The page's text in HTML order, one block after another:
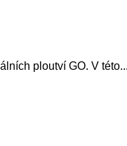
ploutví GO. V této...